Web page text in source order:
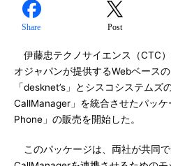
Share Post
伊藤忠テクノサイエンス（CTC
オジャパンが提供するWebベース
「desknet’s」とシスコシステム
CallManager」を統合させたパッケ
Phone」の販売を開始した。
このパッケージは、両社が共同